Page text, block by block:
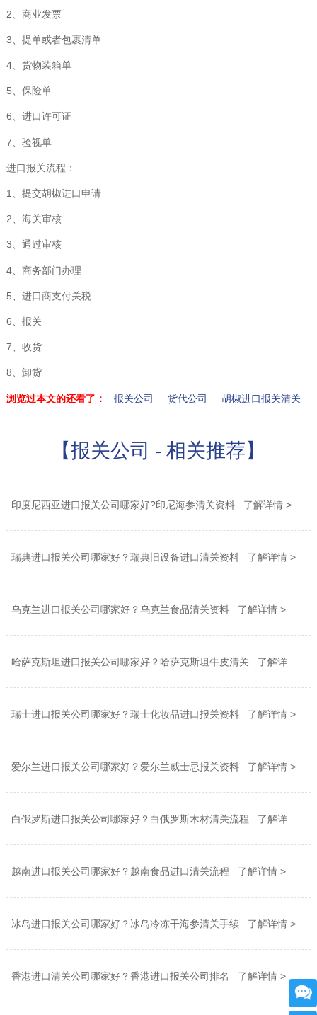
2、商业发票
3、提单或者包裹清单
4、货物装箱单
5、保险单
6、进口许可证
7、验视单
进口报关流程：
1、提交胡椒进口申请
2、海关审核
3、通过审核
4、商务部门办理
5、进口商支付关税
6、报关
7、收货
8、卸货
浏览过本文的还看了： 报关公司 货代公司 胡椒进口报关清关
【报关公司 - 相关推荐】
印度尼西亚进口报关公司哪家好?印尼海参清关资料 了解详情 >
瑞典进口报关公司哪家好？瑞典旧设备进口清关资料 了解详情 >
乌克兰进口报关公司哪家好？乌克兰食品清关资料 了解详情 >
哈萨克斯坦进口报关公司哪家好？哈萨克斯坦牛皮清关 了解详情 >
瑞士进口报关公司哪家好？瑞士化妆品进口报关资料 了解详情 >
爱尔兰进口报关公司哪家好？爱尔兰威士忌报关资料 了解详情 >
白俄罗斯进口报关公司哪家好？白俄罗斯木材清关流程 了解详情 >
越南进口报关公司哪家好？越南食品进口清关流程 了解详情 >
冰岛进口报关公司哪家好？冰岛冷冻干海参清关手续 了解详情 >
香港进口清关公司哪家好？香港进口报关公司排名 了解详情 >